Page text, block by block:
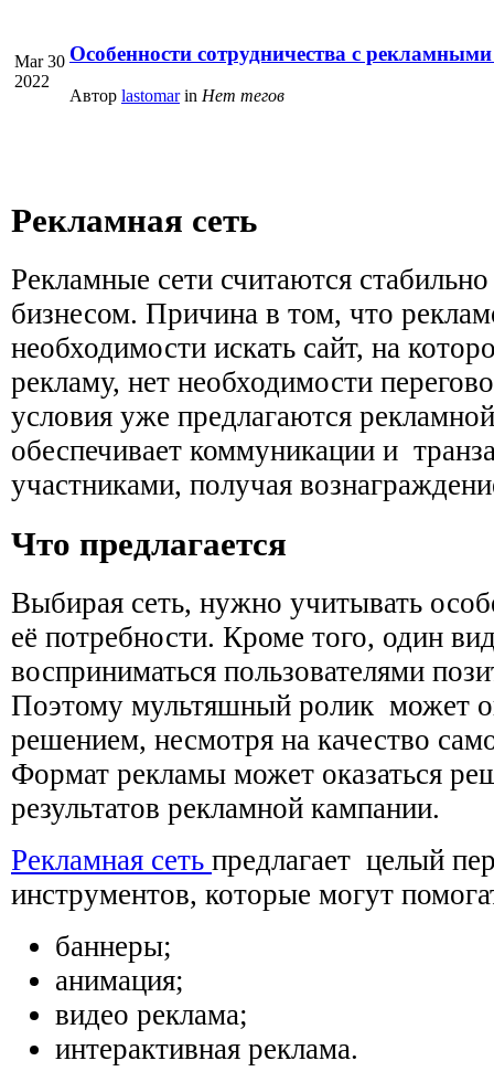
Mar 30
2022
Особенности сотрудничества с
Автор lastomarin Нет тегов
Рекламная сеть
Рекламные сети считаются
бизнесом. Причина в том, что
необходимости искать сайт, на
рекламу, нет необходимости
условия уже предлагаются
обеспечивает коммуникации и
участниками, получая
Что предлагается
Выбирая сеть, нужно учитывать
её потребности. Кроме того, один
восприниматься пользователями
Поэтому мультяшный ролик может
решением, несмотря на качество
Формат рекламы может оказаться
результатов рекламной кампании.
Рекламная сеть предлагает целый
инструментов, которые могут
баннеры;
анимация;
видео реклама;
интерактивная реклама.